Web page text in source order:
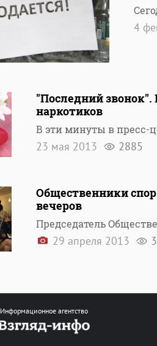
4
"Последний
наркотиков
В эти минуты в пресс-
23 мая 2013 2885
Общественники
вечеров
Председатель
29 апреля 2013
Информационное агентство